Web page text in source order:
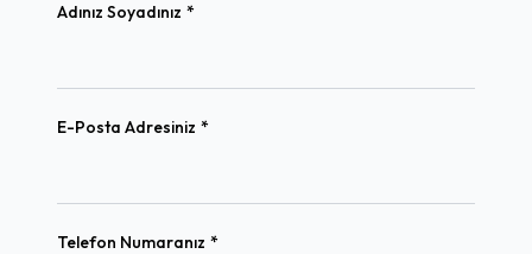
Adınız Soyadınız *
E-Posta Adresiniz *
Telefon Numaranız *